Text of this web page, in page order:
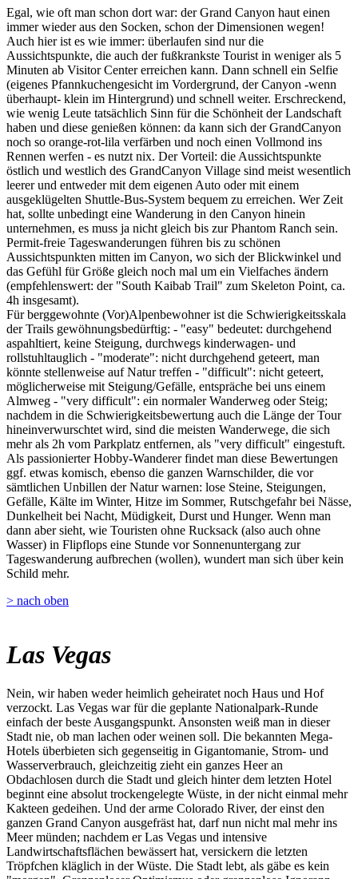
Egal, wie oft man schon dort war: der Grand Canyon haut einen
immer wieder aus den Socken, schon der Dimensionen wegen!
Auch hier ist es wie immer: überlaufen sind nur die
Aussichtspunkte, die auch der fußkrankste Tourist in weniger als 5
Minuten ab Visitor Center erreichen kann. Dann schnell ein Selfie
(eigenes Pfannkuchengesicht im Vordergrund, der Canyon -wenn
überhaupt- klein im Hintergrund) und schnell weiter. Erschreckend,
wie wenig Leute tatsächlich Sinn für die Schönheit der Landschaft
haben und diese genießen können: da kann sich der GrandCanyon
noch so orange-rot-lila verfärben und noch einen Vollmond ins
Rennen werfen - es nutzt nix. Der Vorteil: die Aussichtspunkte
östlich und westlich des GrandCanyon Village sind meist wesentlich
leerer und entweder mit dem eigenen Auto oder mit einem
ausgeklügelten Shuttle-Bus-System bequem zu erreichen. Wer Zeit
hat, sollte unbedingt eine Wanderung in den Canyon hinein
unternehmen, es muss ja nicht gleich bis zur Phantom Ranch sein.
Permit-freie Tageswanderungen führen bis zu schönen
Aussichtspunkten mitten im Canyon, wo sich der Blickwinkel und
das Gefühl für Größe gleich noch mal um ein Vielfaches ändern
(empfehlenswert: der "South Kaibab Trail" zum Skeleton Point, ca.
4h insgesamt).
Für berggewohnte (Vor)Alpenbewohner ist die Schwierigkeitsskala
der Trails gewöhnungsbedürftig: - "easy" bedeutet: durchgehend
aspahltiert, keine Steigung, durchwegs kinderwagen- und
rollstuhltauglich - "moderate": nicht durchgehend geteert, man
könnte stellenweise auf Natur treffen - "difficult": nicht geteert,
möglicherweise mit Steigung/Gefälle, entspräche bei uns einem
Almweg - "very difficult": ein normaler Wanderweg oder Steig;
nachdem in die Schwierigkeitsbewertung auch die Länge der Tour
hineinverwurschtet wird, sind die meisten Wanderwege, die sich
mehr als 2h vom Parkplatz entfernen, als "very difficult" eingestuft.
Als passionierter Hobby-Wanderer findet man diese Bewertungen
ggf. etwas komisch, ebenso die ganzen Warnschilder, die vor
sämtlichen Unbillen der Natur warnen: lose Steine, Steigungen,
Gefälle, Kälte im Winter, Hitze im Sommer, Rutschgefahr bei Nässe,
Dunkelheit bei Nacht, Müdigkeit, Durst und Hunger. Wenn man
dann aber sieht, wie Touristen ohne Rucksack (also auch ohne
Wasser) in Flipflops eine Stunde vor Sonnenuntergang zur
Tageswanderung aufbrechen (wollen), wundert man sich über kein
Schild mehr.
> nach oben
Las Vegas
Nein, wir haben weder heimlich geheiratet noch Haus und Hof
verzockt. Las Vegas war für die geplante Nationalpark-Runde
einfach der beste Ausgangspunkt. Ansonsten weiß man in dieser
Stadt nie, ob man lachen oder weinen soll. Die bekannten Mega-
Hotels überbieten sich gegenseitig in Gigantomanie, Strom- und
Wasserverbrauch, gleichzeitig zieht ein ganzes Heer an
Obdachlosen durch die Stadt und gleich hinter dem letzten Hotel
beginnt eine absolut trockengelegte Wüste, in der nicht einmal mehr
Kakteen gedeihen. Und der arme Colorado River, der einst den
ganzen Grand Canyon ausgefräst hat, darf nun nicht mal mehr ins
Meer münden; nachdem er Las Vegas und intensive
Landwirtschaftsflächen bewässert hat, versickern die letzten
Tröpfchen kläglich in der Wüste. Die Stadt lebt, als gäbe es kein